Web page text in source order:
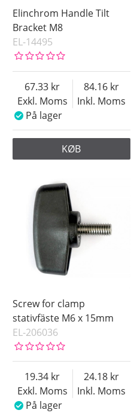
Elinchrom Handle Tilt
Bracket M8
EL-14495
Exkl. Moms
67.33
Inkl. Moms
84.16
På lager
KØB
Screw for clamp
stativfäste M6 x 15mm
EL-206036
Exkl. Moms
19.34
Inkl. Moms
24.18
På lager